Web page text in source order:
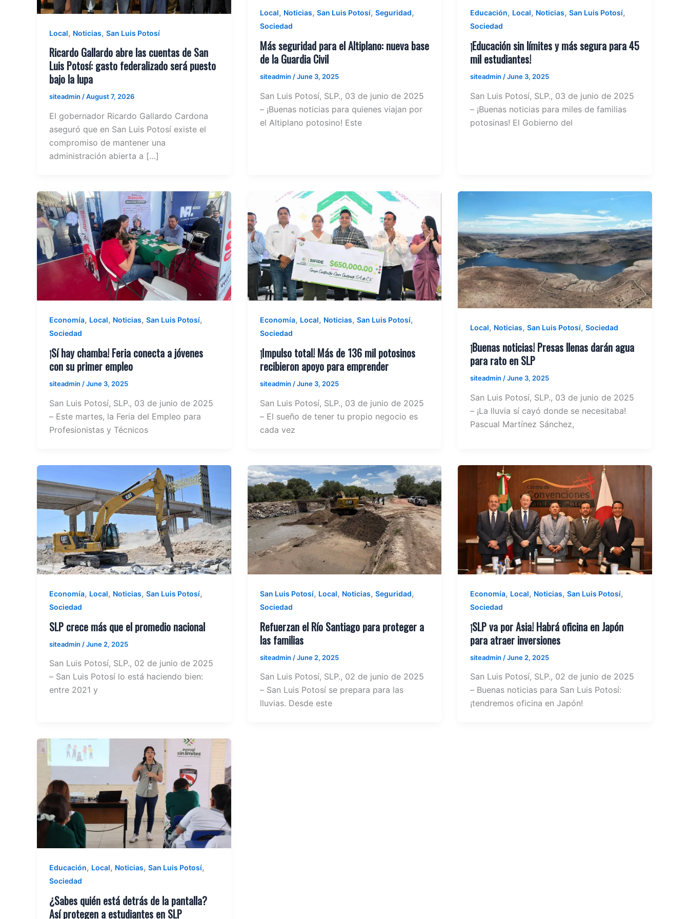
Local, Noticias, San Luis Potosí
Ricardo Gallardo abre las cuentas de San
Luis Potosí: gasto federalizado será puesto
bajo la lupa
siteadmin /August 7, 2026
El gobernador Ricardo Gallardo Cardona
aseguró que en San Luis Potosí existe el
compromiso de mantener una
administración abierta a […]
Local, Noticias, San Luis Potosí, Seguridad,
Sociedad
Más seguridad para el Altiplano: nueva base
de la Guardia Civil
siteadmin /June 3, 2025
San Luis Potosí, SLP., 03 de junio de 2025
– ¡Buenas noticias para quienes viajan por
el Altiplano potosino! Este
Educación, Local, Noticias,San Luis Potosí,
Sociedad
¡Educación sin límites y más segura para 45
mil estudiantes!
siteadmin /June 3, 2025
San Luis Potosí, SLP., 03 de junio de 2025
– ¡Buenas noticias para miles de familias
potosinas! El Gobierno del
Economía, Local, Noticias, San Luis Potosí,
Sociedad
¡Sí hay chamba! Feria conecta a jóvenes
con su primer empleo
siteadmin /June 3, 2025
San Luis Potosí, SLP., 03 de junio de 2025
– Este martes, la Feria del Empleo para
Profesionistas y Técnicos
Economía, Local, Noticias, San Luis Potosí,
Sociedad
¡Impulso total! Más de 136 mil potosinos
recibieron apoyo para emprender
siteadmin /June 3, 2025
San Luis Potosí, SLP., 03 de junio de 2025
– El sueño de tener tu propio negocio es
cada vez
Local, Noticias,San Luis Potosí,Sociedad
¡Buenas noticias! Presas llenas darán agua
para rato en SLP
siteadmin/June 3, 2025
San Luis Potosí, SLP., 03 de junio de 2025
– ¡La lluvia sí cayó donde se necesitaba!
Pascual Martínez Sánchez,
Economía, Local, Noticias, San Luis Potosí,
Sociedad
SLP crece más que el promedio nacional
siteadmin /June 2, 2025
San Luis Potosí, SLP., 02 de junio de 2025
– San Luis Potosí lo está haciendo bien:
entre 2021 y
San Luis Potosí, Local, Noticias, Seguridad,
Sociedad
Refuerzan el Río Santiago para proteger a
las familias
siteadmin /June 2, 2025
San Luis Potosí, SLP., 02 de junio de 2025
– San Luis Potosí se prepara para las
lluvias. Desde este
Economía, Local, Noticias,San Luis Potosí,
Sociedad
¡SLP va por Asia! Habrá oficina en Japón
para atraer inversiones
siteadmin /June 2, 2025
San Luis Potosí, SLP., 02 de junio de 2025
– Buenas noticias para San Luis Potosí:
¡tendremos oficina en Japón!
Educación, Local, Noticias, San Luis Potosí,
Sociedad
¿Sabes quién está detrás de la pantalla?
Así protegen a estudiantes en SLP